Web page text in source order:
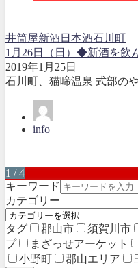
井筒屋新酒日本酒石川町
1月26日（日）◆新酒を飲
2019年1月25日
石川町、猫啼温泉 式部の
info
1 / 4
キーワード
カテゴリー
タグ 郡山市 須賀川市
プ
まざっせアーケット
小野町
郡山エリア